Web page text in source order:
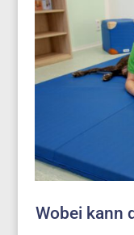
Wobei kann